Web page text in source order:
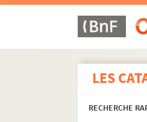
LES
RECHERCHE